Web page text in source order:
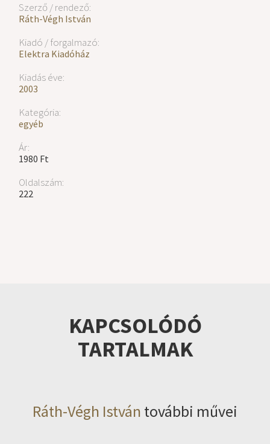
Szerző / rendező:
Ráth-Végh István
Kiadó / forgalmazó:
Elektra Kiadóház
Kiadás éve:
2003
Kategória:
egyéb
Ár:
1980 Ft
Oldalszám:
222
KAPCSOLÓDÓ
TARTALMAK
Ráth-Végh István további művei